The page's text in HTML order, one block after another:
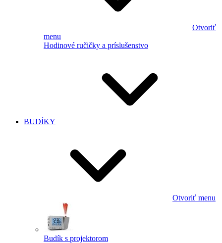
Otvoriť
menu
Hodinové ručičky a príslušenstvo
BUDÍKY
Otvoriť menu
Budík s projektorom